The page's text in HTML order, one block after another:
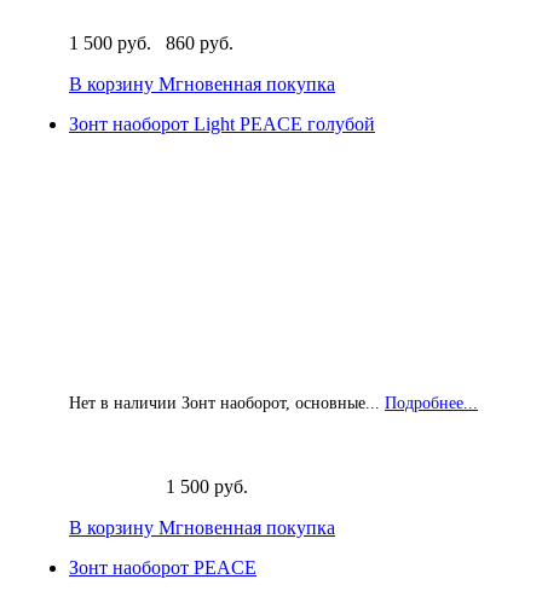
1 500 руб.
860 руб.
В корзину Мгновенная покупка
Зонт наоборот Light PEACE голубой
Нет в наличии Зонт наоборот, основные... Подробнее...
1 500 руб.
В корзину Мгновенная покупка
Зонт наоборот PEACE